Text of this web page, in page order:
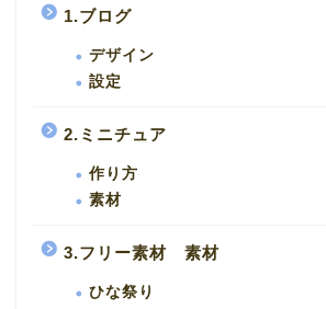
1.ブログ
デザイン
設定
2.ミニチュア
作り方
素材
3.フリー素材 素材
ひな祭り